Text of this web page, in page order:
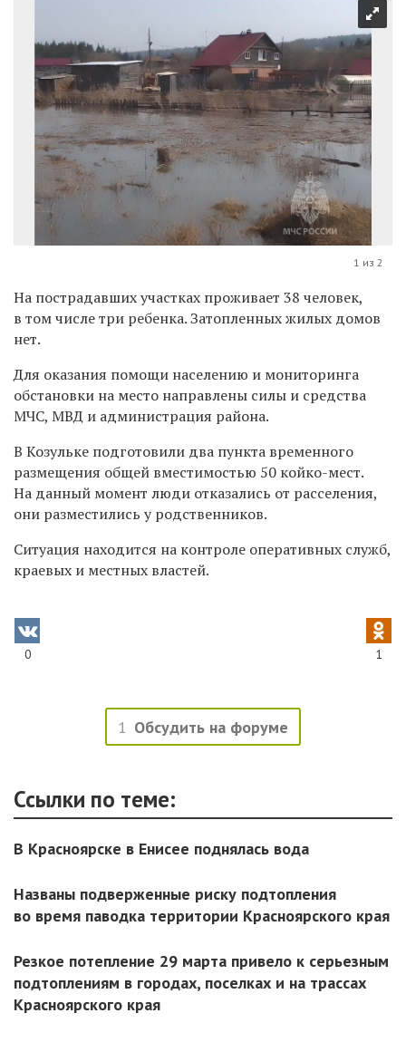
1 из 2
На пострадавших участках проживает 38 человек,
в том числе три ребенка.Затопленных жилых домов
нет.
Для оказания помощи населению и мониторинга
обстановки на место направлены силы и средства
МЧС, МВД и администрация района.
В Козульке подготовили два пункта временного
размещения общей вместимостью 50 койко-мест.
На данный момент люди отказались от расселения,
они разместились у родственников.
Ситуация находится на контроле оперативных служб,
краевых и местных властей.
0 1
1 Обсудить на форуме
Ссылки по теме:
В Красноярске в Енисее поднялась вода
Названы подверженные риску подтопления
во время паводка территории Красноярского края
Резкое потепление 29 марта привело к серьезным
подтоплениям в городах, поселках и на трассах
Красноярского края